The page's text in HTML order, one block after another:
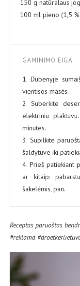
150 g natūralaus
100 ml pieno (1,5
GAMINIMO EIGA
1. Dubenyje
vientisos masės.
2. Suberkite
elektriniu
minutes.
3. Supilkite
šaldytuve iki
4. Prieš patiekiant
ar kitaip:
šakelėmis, pan.
Receptas paruoštas
#reklama